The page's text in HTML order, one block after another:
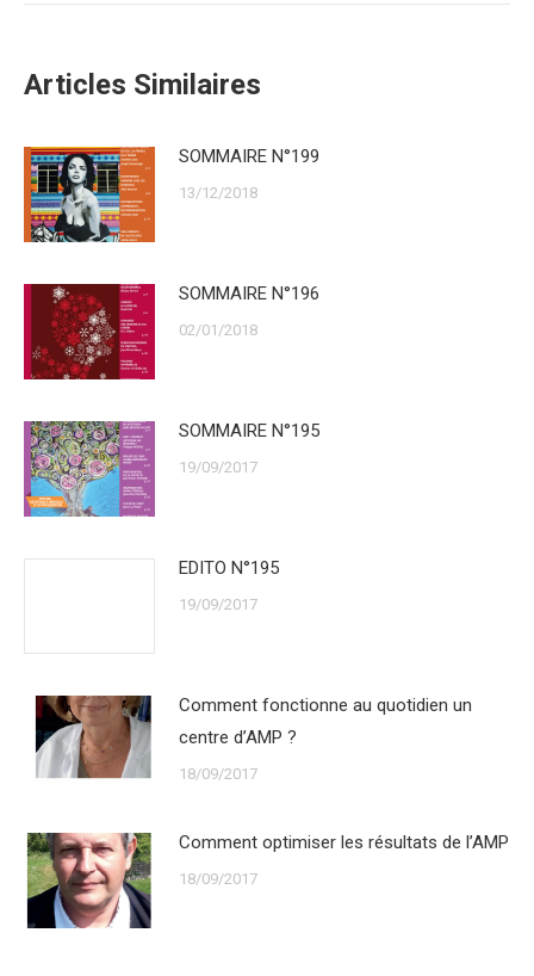
Articles Similaires
SOMMAIRE N°199
13/12/2018
SOMMAIRE N°196
02/01/2018
SOMMAIRE N°195
19/09/2017
EDITO N°195
19/09/2017
Comment fonctionne au quotidien un
centre d’AMP ?
18/09/2017
Comment optimiser les résultats de l’AMP
18/09/2017